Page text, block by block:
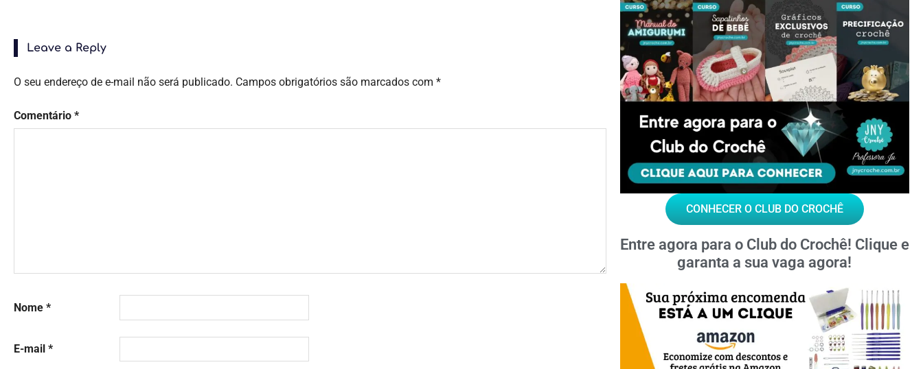
CONHECER O CLUB DO CROCHÊ
Entre agora para o Club do Crochê! Clique e
garanta a sua vaga agora!
Leave a Reply
O seu endereço de e-mail não será publicado. Campos obrigatórios são marcados com*
Comentário*
Nome*
E-mail*